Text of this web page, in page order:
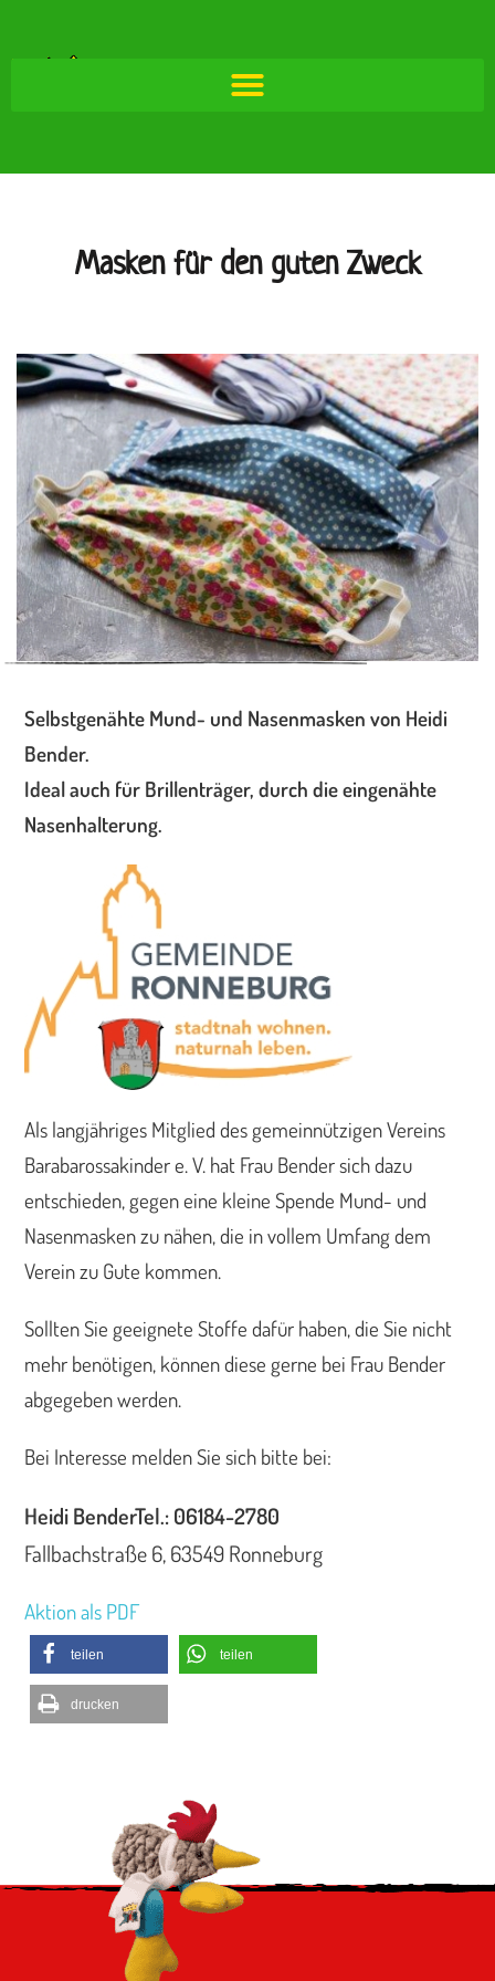
Masken für den guten Zweck
Selbstgenähte Mund- und Nasenmasken von Heidi
Bender.
Ideal auch für Brillenträger, durch die eingenähte
Nasenhalterung.
Als langjähriges Mitglied des gemeinnützigen Vereins
Barabarossakinder e. V. hat Frau Bender sich dazu
entschieden, gegen eine kleine Spende Mund- und
Nasenmasken zu nähen, die in vollem Umfang dem
Verein zu Gute kommen.
Sollten Sie geeignete Stoffe dafür haben, die Sie nicht
mehr benötigen, können diese gerne bei Frau Bender
abgegeben werden.
Bei Interesse melden Sie sich bitte bei:
Heidi BenderTel.: 06184-2780
Fallbachstraße 6, 63549 Ronneburg
Aktion als PDF
teilen teilen
drucken